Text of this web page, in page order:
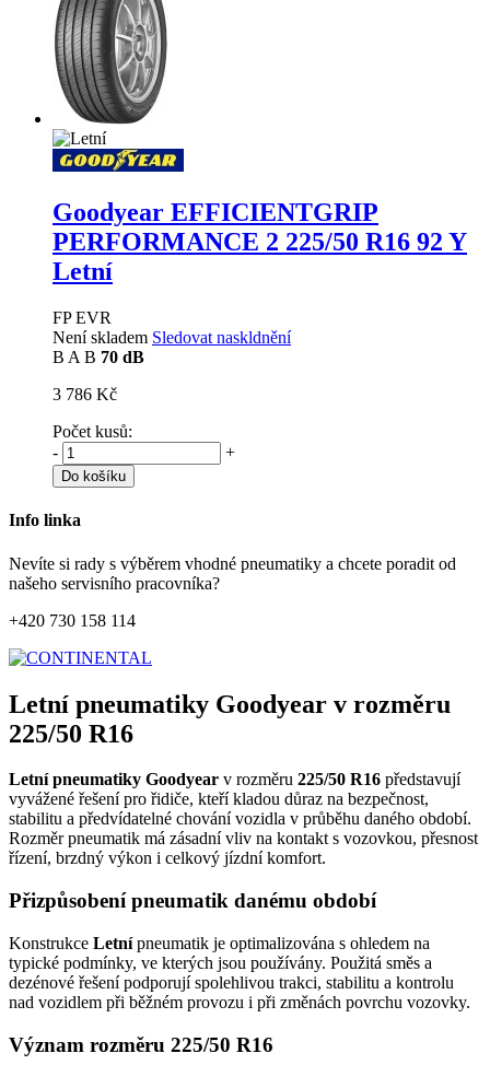
Goodyear EFFICIENTGRIP
PERFORMANCE 2 225/50 R16 92 Y
Letní
FP EVR
Není skladem Sledovat naskldnění
B A B 70 dB
3 786 Kč
Počet kusů:
-
+
Do košíku
Info linka
Nevíte si rady s výběrem vhodné pneumatiky a chcete poradit od
našeho servisního pracovníka?
+420 730 158 114
Letní pneumatiky Goodyear v rozměru
225/50 R16
Letní pneumatiky Goodyear v rozměru 225/50 R16 představují
vyvážené řešení pro řidiče, kteří kladou důraz na bezpečnost,
stabilitu a předvídatelné chování vozidla v průběhu daného období.
Rozměr pneumatik má zásadní vliv na kontakt s vozovkou, přesnost
řízení, brzdný výkon i celkový jízdní komfort.
Přizpůsobení pneumatik danému období
Konstrukce Letnípneumatik je optimalizována s ohledem na
typické podmínky, ve kterých jsou používány. Použitá směs a
dezénové řešení podporují spolehlivou trakci, stabilitu a kontrolu
nad vozidlem při běžném provozu i při změnách povrchu vozovky.
Význam rozměru 225/50 R16